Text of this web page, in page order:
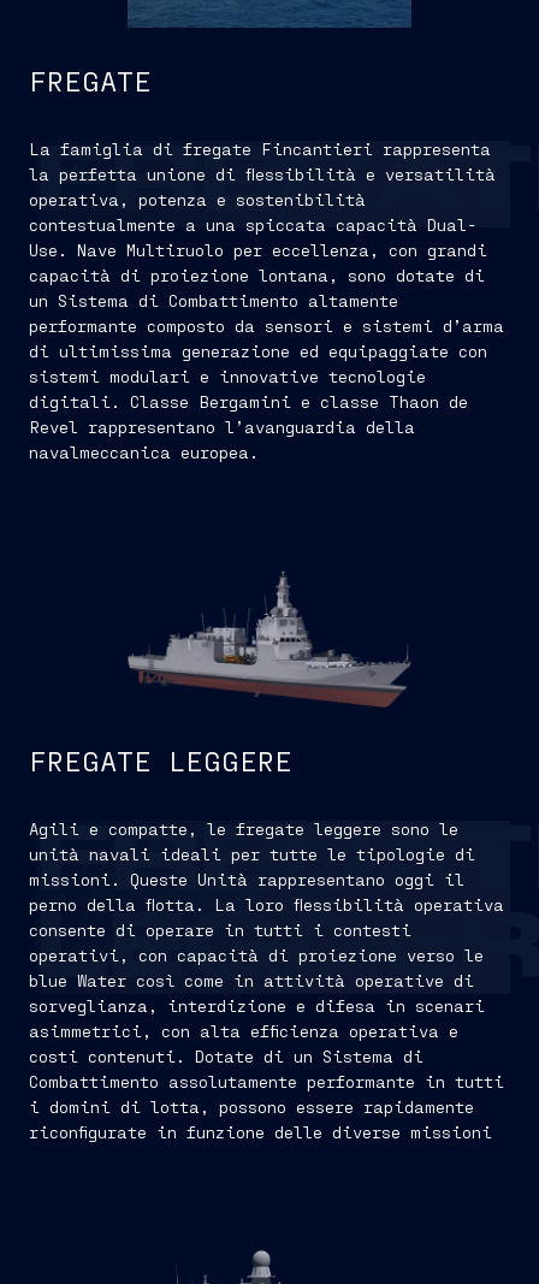
FREGATE
La famiglia di fregate Fincantieri rappresenta
la perfetta unione di flessibilità e versatilità
operativa, potenza e sostenibilità
contestualmente a una spiccata capacità Dual-
Use. Nave Multiruolo per eccellenza, con grandi
capacità di proiezione lontana, sono dotate di
un Sistema di Combattimento altamente
performante composto da sensori e sistemi d’arma
di ultimissima generazione ed equipaggiate con
sistemi modulari e innovative tecnologie
digitali. Classe Bergamini e classe Thaon de
Revel rappresentano l’avanguardia della
navalmeccanica europea.
FREGATE LEGGERE
Agili e compatte, le fregate leggere sono le
unità navali ideali per tutte le tipologie di
missioni. Queste Unità rappresentano oggi il
perno della flotta. La loro flessibilità operativa
consente di operare in tutti i contesti
operativi, con capacità di proiezione verso le
blue Water così come in attività operative di
sorveglianza, interdizione e difesa in scenari
asimmetrici, con alta efficienza operativa e
costi contenuti. Dotate di un Sistema di
Combattimento assolutamente performante in tutti
i domini di lotta, possono essere rapidamente
riconfigurate in funzione delle diverse missioni